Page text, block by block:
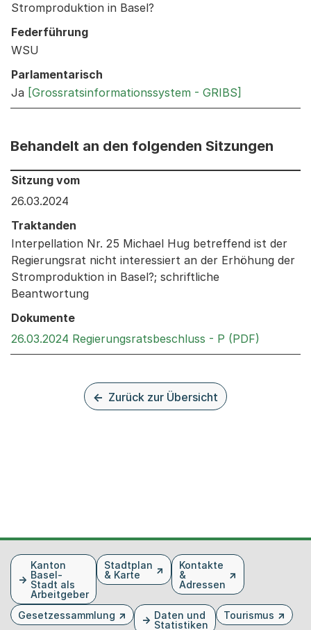
Stromproduktion in Basel?
Federführung
WSU
Parlamentarisch
Ja [Grossratsinformationssystem - GRIBS]
Behandelt an den folgenden Sitzungen
Behandelt an den folgenden Sitzungen: Informationen
Sitzung vom
26.03.2024
Traktanden
Interpellation Nr. 25 Michael Hug betreffend ist der
Regierungsrat nicht interessiert an der Erhöhung der
Stromproduktion in Basel?; schriftliche
Beantwortung
Dokumente
26.03.2024 Regierungsratsbeschluss - P (PDF)
Zurück zur Übersicht
FusszeileKanton
Basel-
Stadt als
Arbeitgeber
Stadtplan
& Karte
Kontakte
&
Adressen
Gesetzessammlung
Daten und
Statistiken
Tourismus